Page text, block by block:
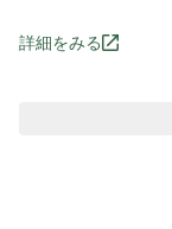
詳細をみる